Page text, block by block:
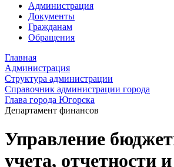
Администрация
Документы
Гражданам
Обращения
Главная
Администрация
Структура администрации
Справочник администрации города
Глава города Югорска
Департамент финансов
Управление
учета, отчетности и